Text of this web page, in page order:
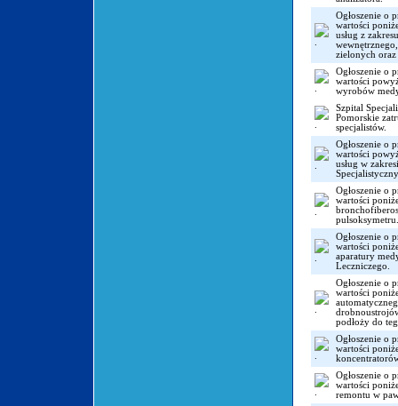
Ogłoszenie o
wartości
usług z
zielonych
Ogłoszenie o
wartości
wyrobów
Szpital
Pomorskie
specjalistów.
Ogłoszenie o
wartości
usług w
Ogłoszenie o
wartości
pulsoksymetru.
Ogłoszenie o
wartości
aparatury
Leczniczego.
Ogłoszenie o
wartości
podłoży do
Ogłoszenie o
wartości
Ogłoszenie o
wartości
remontu w